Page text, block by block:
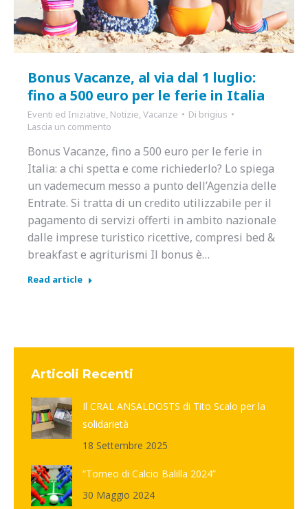
Bonus Vacanze, al via dal 1 luglio:
fino a 500 euro per le ferie in Italia
Eventi ed Iniziative, Notizie,Vacanze Di brigius
Lascia un commento
Bonus Vacanze, fino a 500 euro per le ferie in
Italia: a chi spetta e come richiederlo? Lo spiega
un vademecum messo a punto dell’Agenzia delle
Entrate. Si tratta di un credito utilizzabile per il
pagamento di servizi offerti in ambito nazionale
dalle imprese turistico ricettive, compresi bed &
breakfast e agriturismi Il bonus è…
Read article
Articoli Recenti
Il CRAL ANSALDOSTS di Tito Scalo per la
solidarietà
18 Settembre 2025
“Torneo di Calcio Balilla 2024”
30 Maggio 2024